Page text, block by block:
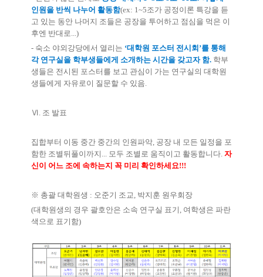
인원을 반씩 나누어 활동함(ex: 1~5조가 공정이론 특강을 듣
고 있는 동안 나머지 조들은 공장을 투어하고 점심을 먹은 이
후엔 반대로
...)
- 숙소 야외강당에서 열리는 ‘대학원 포스터 전시회 ’를 통해
각 연구실을 학부생들에게 소개하는 시간을 갖고자 함. 학부
생들은 전시된 포스터를 보고 관심이 가는 연구실의 대학원
생들에게 자유로이 질문할 수 있음
Ⅵ 조 발표
집합부터 이동 중간 중간의 인원파악 공장 내 모든 일정을 포
함한 조별뒤풀이까지
모두 조별로 움직이고 활동합니다 자
신이 어느 조에 속하는지 꼭 미리 확인하세요!!!
※ 총괄 대학원생 : 오준기 조교 박지훈 원우회장
(대학원생의 경우 괄호안은 소속 연구실 표기 여학생은 파란
색으로 표기함)